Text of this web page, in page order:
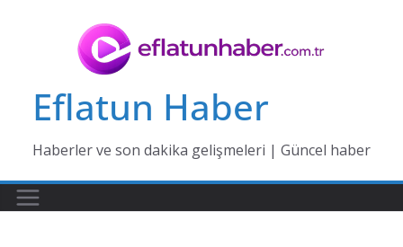
Eflatun Haber
Haberler ve son dakika gelişmeleri | Güncel haber